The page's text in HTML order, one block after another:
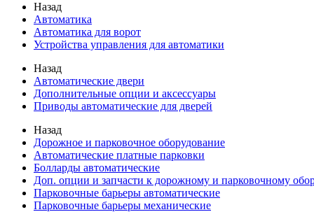
Назад
Автоматика
Автоматика для ворот
Устройства управления для автоматики
Назад
Автоматические двери
Дополнительные опции и аксессуары
Приводы автоматические для дверей
Назад
Дорожное и парковочное оборудование
Автоматические платные парковки
Болларды автоматические
Доп. опции и запчасти к дорожному и парковочному
Парковочные барьеры автоматические
Парковочные барьеры механические